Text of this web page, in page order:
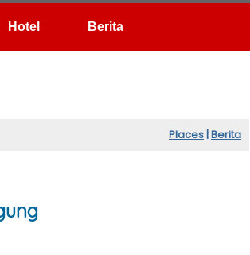
Berita
Places|Berita